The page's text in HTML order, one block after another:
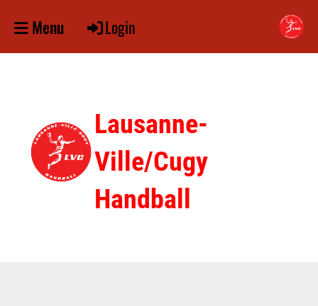
Login
Menu
Lausanne-
Ville/Cugy
Handball